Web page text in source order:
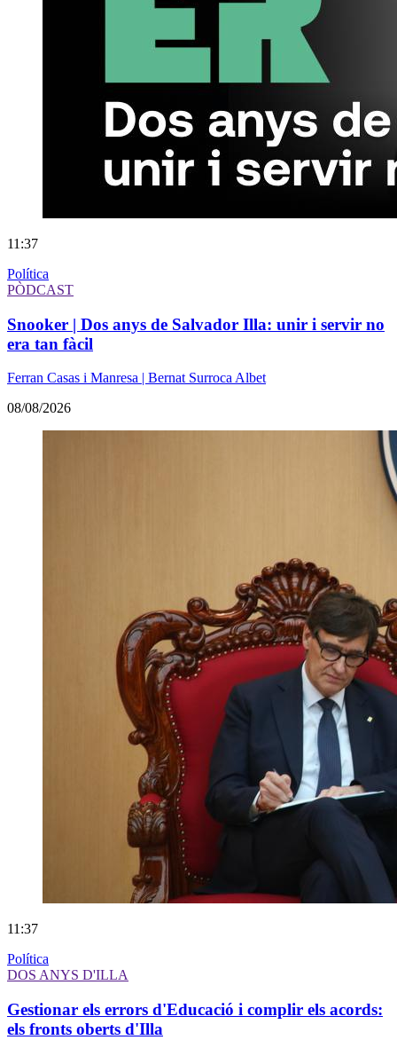
11:37
Política
PÒDCAST
Snooker | Dos anys de Salvador Illa: unir i servir no
era tan fàcil
Ferran Casas i Manresa | Bernat Surroca Albet
08/08/2026
11:37
Política
DOS ANYS D'ILLA
Gestionar els errors d'Educació i complir els acords:
els fronts oberts d'Illa